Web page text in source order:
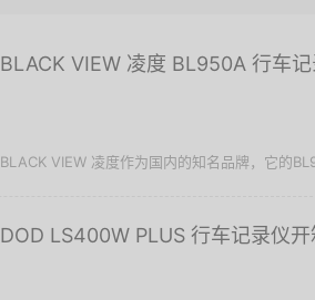
BLACK VIEW 凌度 BL950A 行车
BLACK VIEW 凌度作为国内的知名品牌，它的
DOD LS400W PLUS 行车记录仪开